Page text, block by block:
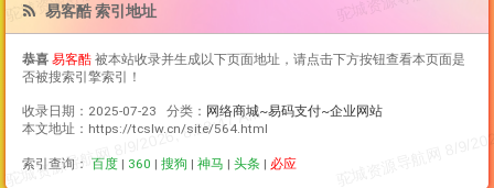
易客酷 索引地址
恭喜 易客酷 被本站收录并生成以下页面地址，请点击下方按钮查看本页面是
否被搜索引擎索引！
收录日期：2025-07-23 分类： 网络商城~易码支付~企业网站
本文地址：https://tcslw.cn/site/564.html
索引查询： 百度 | 360 | 搜狗 | 神马 | 头条 | 必应